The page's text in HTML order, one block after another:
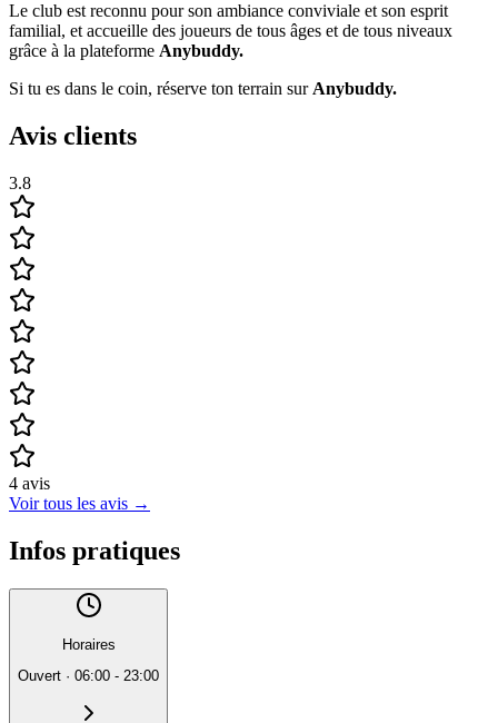
Le club est reconnu pour son ambiance conviviale et son esprit
familial, et accueille des joueurs de tous âges et de tous niveaux
grâce à la plateforme Anybuddy.
Si tu es dans le coin, réserve ton terrain sur Anybuddy.
Avis clients
3.8
4 avis
Voir tous les avis →
Infos pratiques
Horaires
Ouvert · 06:00 - 23:00